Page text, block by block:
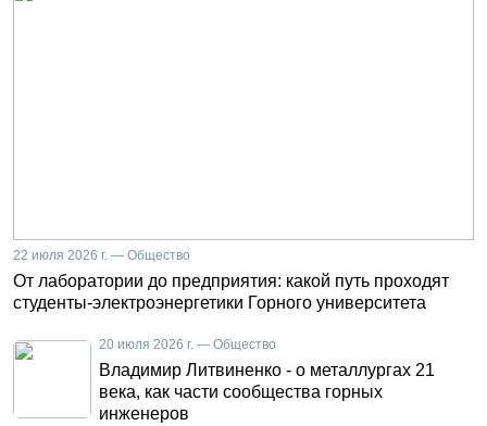
22 июля 2026 г. — Общество
От лаборатории до предприятия: какой путь проходят
студенты-электроэнергетики Горного университета
20 июля 2026 г. — Общество
Владимир Литвиненко - о металлургах 21
века, как части сообщества горных
инженеров